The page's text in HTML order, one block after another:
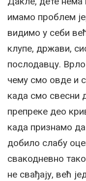
имамо проблем
видимо у себи
клупе, држави,
послодавцу.
чему смо овде и
када смо свесни
препреке део
када признамо да
добило слабу
свакодневно
не свађају, већ